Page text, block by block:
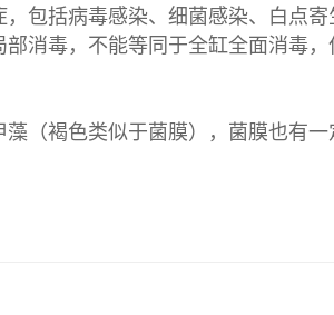
包括病毒感染、细菌感染、白点
消毒，不能等同于全缸全面消毒
（褐色类似于菌膜），菌膜也有一